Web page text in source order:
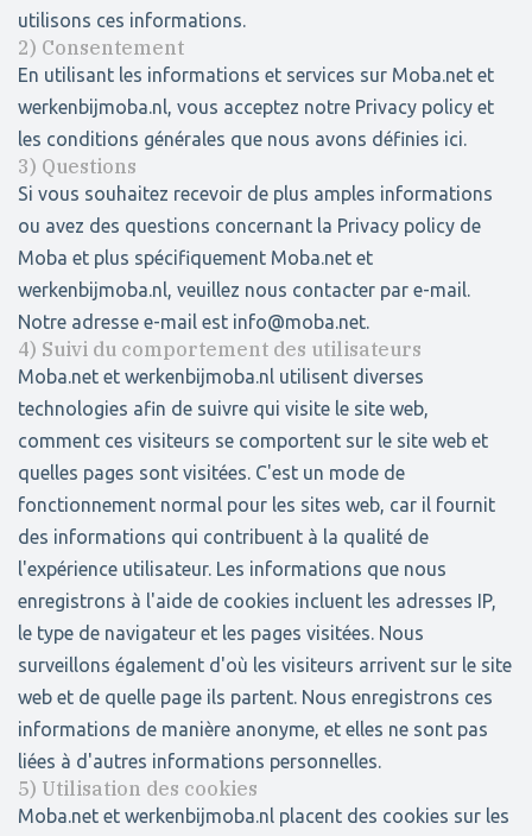
utilisons ces informations.
2) Consentement
En utilisant les informations et services sur Moba.net et
werkenbijmoba.nl, vous acceptez notre Privacy policy et
les conditions générales que nous avons définies ici.
3) Questions
Si vous souhaitez recevoir de plus amples informations
ou avez des questions concernant la Privacy policy de
Moba et plus spécifiquement Moba.net et
werkenbijmoba.nl, veuillez nous contacter par e-mail.
Notre adresse e-mail est info@moba.net.
4) Suivi du comportement des utilisateurs
Moba.net et werkenbijmoba.nl utilisent diverses
technologies afin de suivre qui visite le site web,
comment ces visiteurs se comportent sur le site web et
quelles pages sont visitées. C'est un mode de
fonctionnement normal pour les sites web, car il fournit
des informations qui contribuent à la qualité de
l'expérience utilisateur. Les informations que nous
enregistrons à l'aide de cookies incluent les adresses IP,
le type de navigateur et les pages visitées. Nous
surveillons également d'où les visiteurs arrivent sur le site
web et de quelle page ils partent. Nous enregistrons ces
informations de manière anonyme, et elles ne sont pas
liées à d'autres informations personnelles.
5) Utilisation des cookies
Moba.net et werkenbijmoba.nl placent des cookies sur les